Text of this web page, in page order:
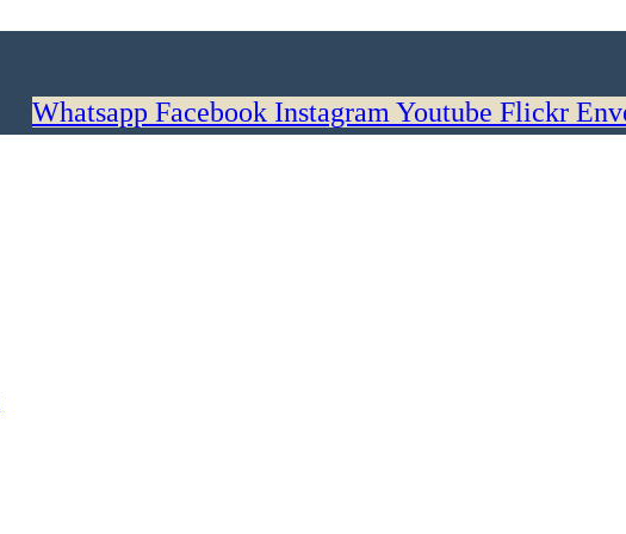
Whatsapp Facebook Instagram Youtube Flickr